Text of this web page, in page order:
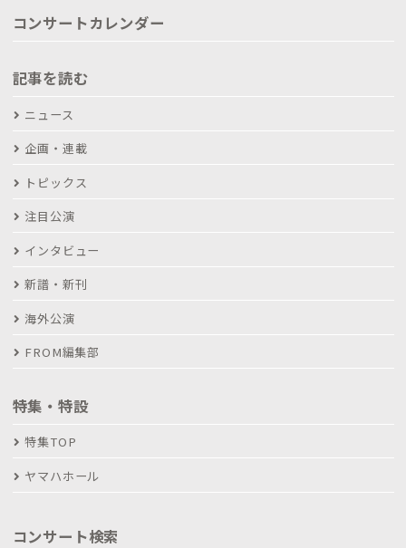
コンサートカレンダー
記事を読む
ニュース
企画・連載
トピックス
注目公演
インタビュー
新譜・新刊
海外公演
FROM編集部
特集・特設
特集TOP
ヤマハホール
コンサート検索